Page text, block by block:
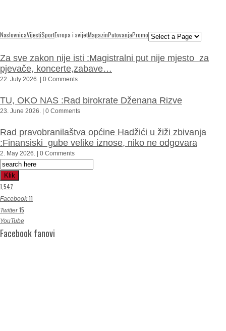
NaslovnicaVijestiSportEvropa i svijetMagazinPutovanjaPromo
Za sve zakon nije isti :Magistralni put nije mjesto za
pjevače, koncerte,zabave…
22. July 2026. | 0 Comments
TU, OKO NAS :Rad birokrate Dženana Rizve
23. June 2026. | 0 Comments
Rad pravobranilaštva općine Hadžići u žiži zbivanja
:Finansiski gube velike iznose, niko ne odgovara
2. May 2026. | 0 Comments
Klik
1,547
Facebook 11
Twitter 15
YouTube
Facebook fanovi